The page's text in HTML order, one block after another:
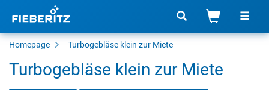
Homepage Turbogebläse klein zur Miete
Turbogebläse klein zur Miete